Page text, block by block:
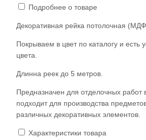
Подробнее о товаре
Декоративная рейка потолочная
Покрываем в цвет по каталогу и есть
цвета.
Длинна реек до 5 метров.
Предназначен для отделочных работ
подходит для производства
различных декоративных элементов.
Характеристики товара